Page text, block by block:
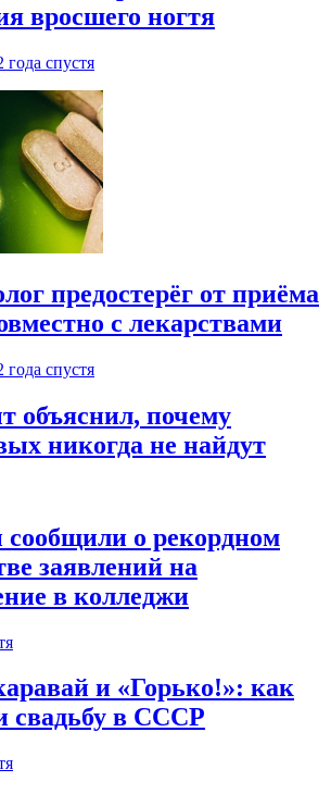
вросшего ногтя
года спустя
предостерёг от приёма
с лекарствами
года спустя
объяснил, почему
никогда не найдут
сообщили о рекордном
заявлений на
в колледжи
и «Горько!»: как
свадьбу в СССР